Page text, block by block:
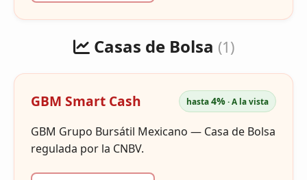
Casas de Bolsa (1)
GBM Smart Cash hasta4%· A la vista
GBM Grupo Bursátil Mexicano — Casa de Bolsa
regulada por la CNBV.